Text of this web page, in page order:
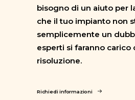
bisogno di un aiuto per
che il tuo impianto non
semplicemente un
esperti si faranno
risoluzione.
Richiedi informazioni